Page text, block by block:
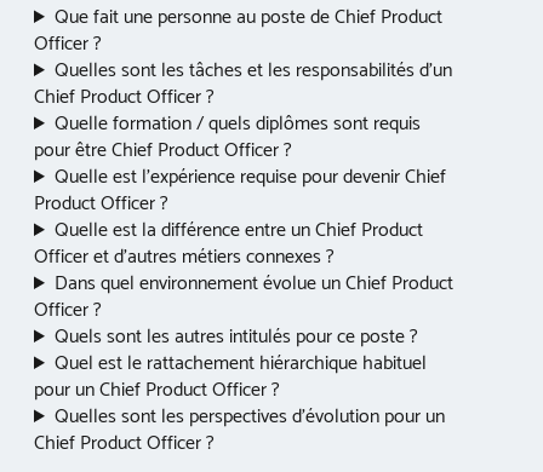
Que fait une personne au poste de Chief Product
Officer ?
Quelles sont les tâches et les responsabilités d’un
Chief Product Officer ?
Quelle formation / quels diplômes sont requis
pour être Chief Product Officer ?
Quelle est l’expérience requise pour devenir Chief
Product Officer ?
Quelle est la différence entre un Chief Product
Officer et d’autres métiers connexes ?
Dans quel environnement évolue un Chief Product
Officer ?
Quels sont les autres intitulés pour ce poste ?
Quel est le rattachement hiérarchique habituel
pour un Chief Product Officer ?
Quelles sont les perspectives d’évolution pour un
Chief Product Officer ?